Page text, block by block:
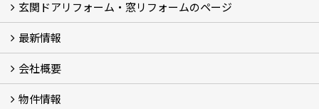
リフォームの流れ
窓リフォーム (3)
玄関ドアリフォーム (2)
キッチンリフォーム (4)
浴室リフォーム (3)
トイレリフォーム (5)
洗面リフォーム (2)
マンションリフォーム (3)
収納リフォーム
カーポート工事
風除室工事
ウッドデッキ・タイルデッキ工事
エクステリア工事 (2)
内装リフォーム
雨樋設置・修繕
外壁張替・塗装 (2)
エアコン取付工事
玄関ドアリフォーム・窓リフォームのページ
玄関ドアリフォーム
内窓交換・外窓交換・ガラス交換 (18)
最新情報
補助金情報
各種キャンペーン (2)
会社概要
会社概要
コンセプト
アクセス
スタッフ紹介
スタッフブログ
プライバシーポリシー
アフターメンテナンス
お客様サポート
事業紹介
物件情報